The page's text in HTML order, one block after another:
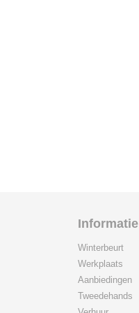
Informatie
Winterbeurt
Werkplaats
Aanbiedingen
Tweedehands